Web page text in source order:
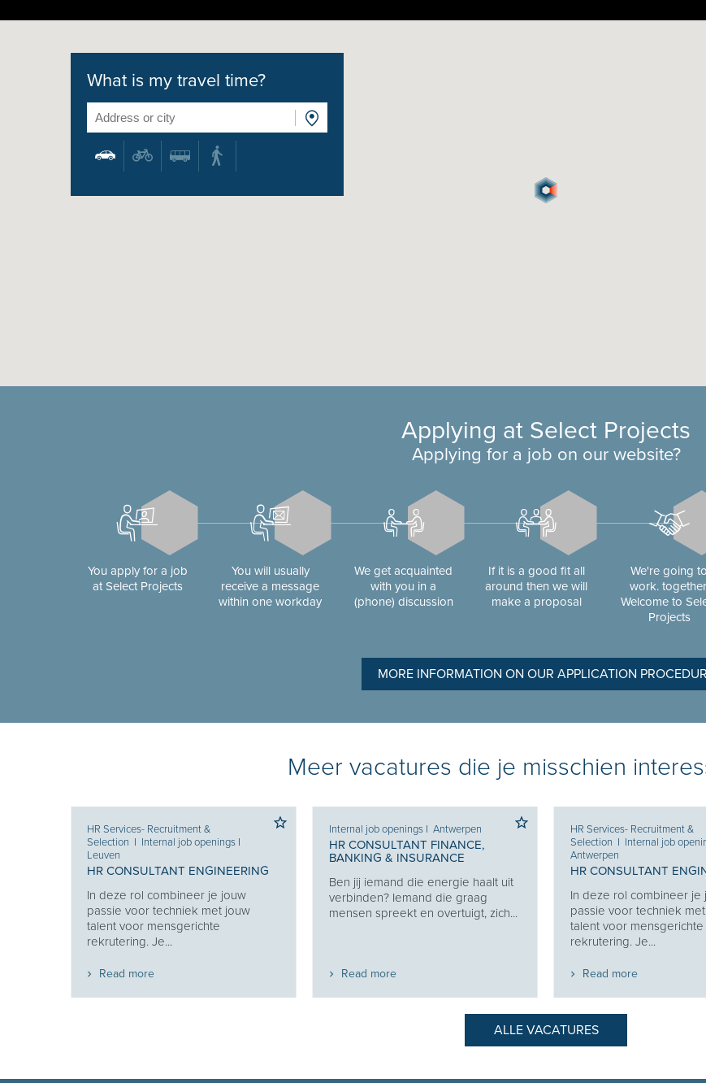
What is my travel time?
Applying at Select Projects
Applying for a job on our website?
You apply for a job
at Select Projects
You will usually
receive a message
within one workday
We get acquainted
with you in a
(phone) discussion
If it is a good fit all
around then we will
make a proposal
We're going to
work.
Welcome to
Projects
MORE INFORMATION ON OUR APPLICATION
Meer vacatures die je misschien
HR Services- Recruitment &
Selection I Internal job openings I
Leuven
HR CONSULTANT ENGINEERING
In deze rol combineer je jouw
passie voor techniek met jouw
talent voor mensgerichte
rekrutering. Je...
Read more
Internal job openings I Antwerpen
HR CONSULTANT FINANCE,
BANKING & INSURANCE
Ben jij iemand die energie haalt uit
verbinden? Iemand die graag
mensen spreekt en overtuigt, zich...
Read more
HR Services- Recruitment &
Selection I Internal job
Antwerpen
HR CONSULTANT
In deze rol combineer je
passie voor techniek
talent voor mensgerichte
rekrutering. Je...
Read more
ALLE VACATURES